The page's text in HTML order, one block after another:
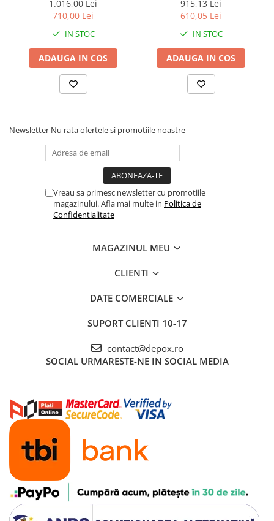
l inclus
1.016,00 Lei
710,00 Lei
IN STOC
ADAUGA IN COS
915,13 Lei
610,05 Lei
IN STOC
ADAUGA IN COS
Newsletter Nu rata ofertele si promotiile noastre
Vreau sa primesc newsletter cu promotiile
magazinului. Afla mai multe in Politica de
Confidentialitate
MAGAZINUL MEU
CLIENTI
DATE COMERCIALE
SUPORT CLIENTI 10-17
contact@depox.ro
SOCIAL URMARESTE-NE IN SOCIAL MEDIA